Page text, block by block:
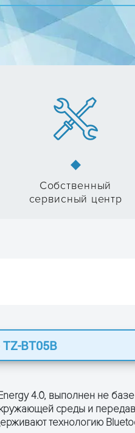
Собственный
сервисный центр
BT05B
4.0, выполнен не базе
среды и
технологию
ЗАЯВКУ